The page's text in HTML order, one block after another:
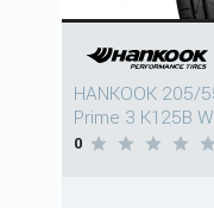
HANKOOK 205/
Prime 3 K125B
0